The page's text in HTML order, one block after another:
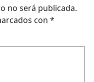
no será publicada.
con *